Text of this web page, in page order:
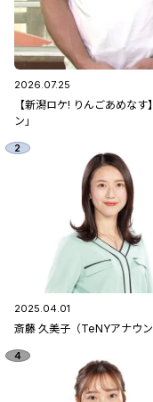
2026.07.25
【新潟ロケ! りんごあめな
ン」
2025.04.01
斎藤 久美子（TeNYアナウン